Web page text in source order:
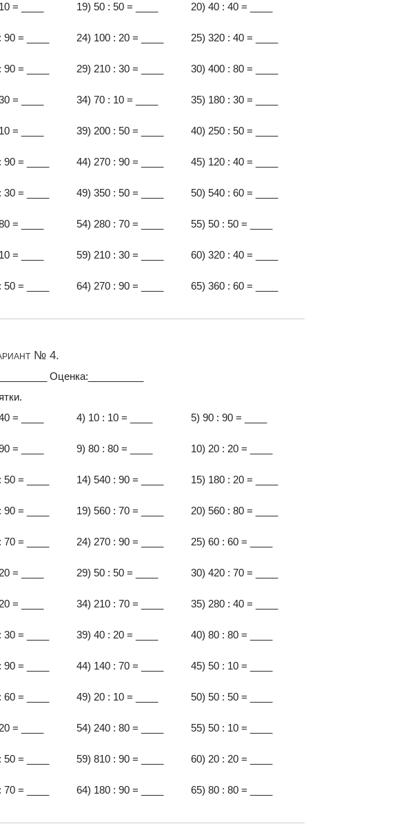
= ____ 19) 50 : 50 = ____ 20) 40 : 40 = ____
= ____ 24) 100 : 20 = ____ 25) 320 : 40 = ____
= ____ 29) 210 : 30 = ____ 30) 400 : 80 = ____
= ____ 34) 70 : 10 = ____ 35) 180 : 30 = ____
= ____ 39) 200 : 50 = ____ 40) 250 : 50 = ____
= ____ 44) 270 : 90 = ____ 45) 120 : 40 = ____
= ____ 49) 350 : 50 = ____ 50) 540 : 60 = ____
= ____ 54) 280 : 70 = ____ 55) 50 : 50 = ____
= ____ 59) 210 : 30 = ____ 60) 320 : 40 = ____
= ____ 64) 270 : 90 = ____ 65) 360 : 60 = ____
№ 4.
Оценка:__________
= ____ 4) 10 : 10 = ____ 5) 90 : 90 = ____
= ____ 9) 80 : 80 = ____ 10) 20 : 20 = ____
= ____ 14) 540 : 90 = ____ 15) 180 : 20 = ____
= ____ 19) 560 : 70 = ____ 20) 560 : 80 = ____
= ____ 24) 270 : 90 = ____ 25) 60 : 60 = ____
= ____ 29) 50 : 50 = ____ 30) 420 : 70 = ____
= ____ 34) 210 : 70 = ____ 35) 280 : 40 = ____
= ____ 39) 40 : 20 = ____ 40) 80 : 80 = ____
= ____ 44) 140 : 70 = ____ 45) 50 : 10 = ____
= ____ 49) 20 : 10 = ____ 50) 50 : 50 = ____
= ____ 54) 240 : 80 = ____ 55) 50 : 10 = ____
= ____ 59) 810 : 90 = ____ 60) 20 : 20 = ____
= ____ 64) 180 : 90 = ____ 65) 80 : 80 = ____